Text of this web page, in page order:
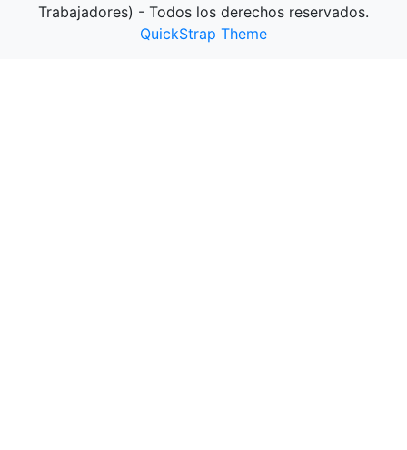
Trabajadores) - Todos los derechos reservados.
QuickStrap Theme